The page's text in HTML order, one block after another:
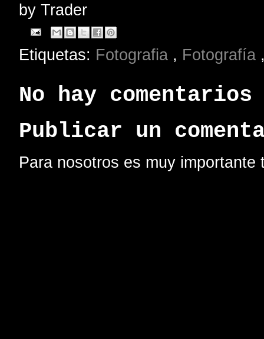
by Trader
Etiquetas: Fotografia , Fotografía
No hay
Publicar un
Para nosotros es muy